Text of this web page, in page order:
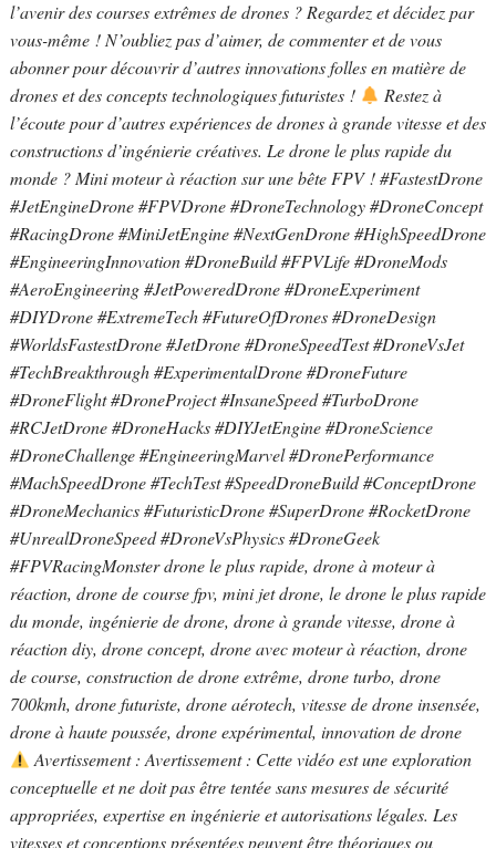
l’avenir des courses extrêmes de drones ? Regardez et décidez par
vous-même ! N’oubliez pas d’aimer, de commenter et de vous
abonner pour découvrir d’autres innovations folles en matière de
drones et des concepts technologiques futuristes !
Restez à
l’écoute pour d’autres expériences de drones à grande vitesse et des
constructions d’ingénierie créatives. Le drone le plus rapide du
monde ? Mini moteur à réaction sur une bête FPV ! #FastestDrone
#JetEngineDrone #FPVDrone #DroneTechnology #DroneConcept
#RacingDrone #MiniJetEngine #NextGenDrone #HighSpeedDrone
#EngineeringInnovation #DroneBuild #FPVLife #DroneMods
#AeroEngineering #JetPoweredDrone #DroneExperiment
#DIYDrone #ExtremeTech #FutureOfDrones #DroneDesign
#WorldsFastestDrone #JetDrone #DroneSpeedTest #DroneVsJet
#TechBreakthrough #ExperimentalDrone #DroneFuture
#DroneFlight #DroneProject #InsaneSpeed #TurboDrone
#RCJetDrone #DroneHacks #DIYJetEngine #DroneScience
#DroneChallenge #EngineeringMarvel #DronePerformance
#MachSpeedDrone #TechTest #SpeedDroneBuild #ConceptDrone
#DroneMechanics #FuturisticDrone #SuperDrone #RocketDrone
#UnrealDroneSpeed #DroneVsPhysics #DroneGeek
#FPVRacingMonster drone le plus rapide, drone à moteur à
réaction, drone de course fpv, mini jet drone, le drone le plus rapide
du monde, ingénierie de drone, drone à grande vitesse, drone à
réaction diy, drone concept, drone avec moteur à réaction, drone
de course, construction de drone extrême, drone turbo, drone
700kmh, drone futuriste, drone aérotech, vitesse de drone insensée,
drone à haute poussée, drone expérimental, innovation de drone
Avertissement : Avertissement : Cette vidéo est une exploration
conceptuelle et ne doit pas être tentée sans mesures de sécurité
appropriées, expertise en ingénierie et autorisations légales. Les
vitesses et conceptions présentées peuvent être théoriques ou